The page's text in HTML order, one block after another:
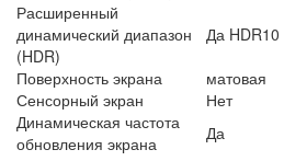
Расширенный
динамический диапазон
(HDR)
Да HDR10
Поверхность экрана
матовая
Сенсорный экран
Нет
Динамическая частота
обновления экрана
Да